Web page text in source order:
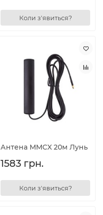
Коли з'явиться?
Антена MMCX 20м Лунь
1583 грн.
Коли з'явиться?